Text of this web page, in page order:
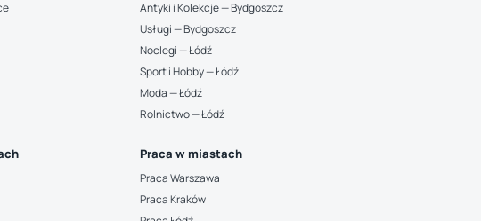
Antyki i Kolekcje — Bydgoszcz
Usługi — Bydgoszcz
Noclegi — Łódź
Sport i Hobby — Łódź
Moda — Łódź
Rolnictwo — Łódź
Praca w miastach
Praca Warszawa
Praca Kraków